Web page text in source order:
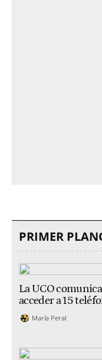
PRIMER
La UCO
acceder a 15
María Peral